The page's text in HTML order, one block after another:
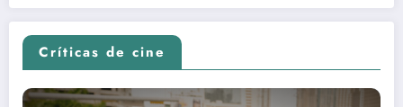
Críticas de cine